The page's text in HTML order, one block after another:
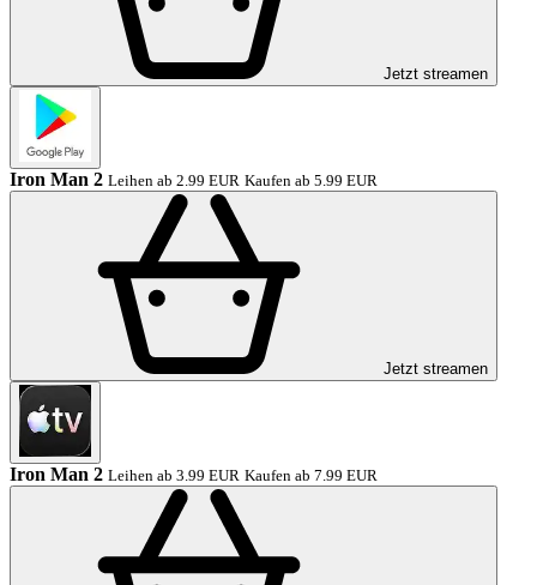
Jetzt streamen
Iron Man 2 Leihen ab 2.99 EUR Kaufen ab 5.99 EUR
Jetzt streamen
Iron Man 2 Leihen ab 3.99 EUR Kaufen ab 7.99 EUR